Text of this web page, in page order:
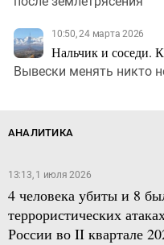
10:50, 24 марта 2026
Нальчик и соседи.
Вывески менять никто
АНАЛИТИКА
13:13, 1 июля 2026
4 человека убиты и 8
террористических
России во II квартале